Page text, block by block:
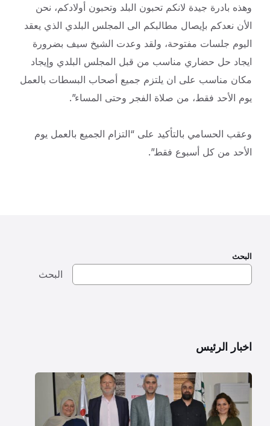
وهذه بادرة جيدة لانكم تحبون البلد وتحبون أولادكم، نحن
الأن نعدكم بإيصال مطالبكم الى المجلس البلدي الذي يعقد
اليوم جلسات مفتوحة، ولقد وعدت الشيخ سيف بضرورة
ايجاد حل حضاري مناسب من قبل المجلس البلدي وإيجاد
مكان مناسب على ان يلتزم جميع أصحاب البسطات بالعمل
يوم الأحد فقط، من صلاة الفجر وحتى المساء”.
وعقب الحسامي بالتأكيد على “التزام الجميع بالعمل يوم
الأحد من كل أسبوع فقط”.
البحث
البحث
اخبار الرئيس